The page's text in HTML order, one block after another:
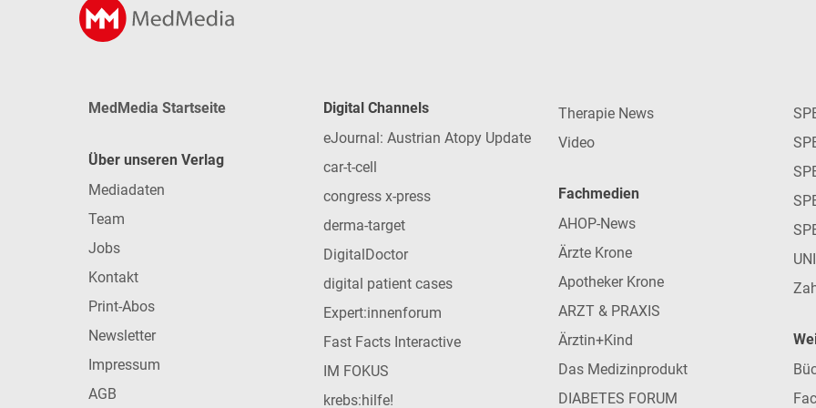
MedMedia Startseite
Über unseren Verlag
Mediadaten
Team
Jobs
Kontakt
Print-Abos
Newsletter
Impressum
AGB
Digital Channels
eJournal: Austrian Atopy Update
car-t-cell
congress x-press
derma-target
DigitalDoctor
digital patient cases
Expert:innenforum
Fast Facts Interactive
IM FOKUS
krebs:hilfe!
Therapie News
Video
Fachmedien
AHOP-News
Ärzte Krone
Apotheker Krone
ARZT & PRAXIS
Ärztin+Kind
Das Medizinprodukt
DIABETES FORUM